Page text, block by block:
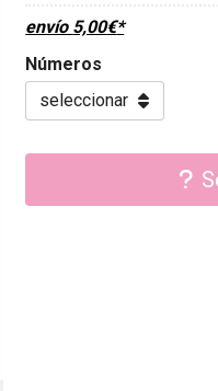
envío 5,00€*
Números